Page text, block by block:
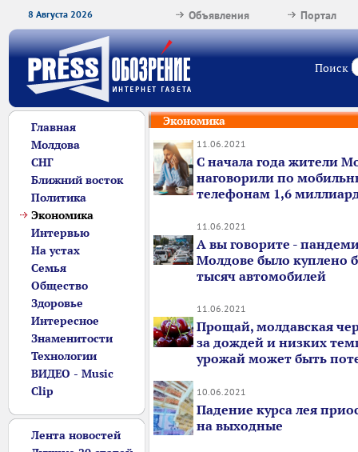
8 Августа 2026 Портал
Объявления
Поиск
Главная
Молдова
СНГ
Ближний восток
Политика
Экономика
Интервью
На устах
Семья
Общество
Здоровье
Интересное
Знаменитости
Технологии
ВИДЕО - Music
Clip
Лента новостей
Экономика
11.06.2021
С начала года жители
наговорили по
телефонам 1,6
11.06.2021
А вы говорите -
Молдове было куплено
тысяч автомобилей
11.06.2021
Прощай, молдавская
за дождей и низких
урожай может быть
10.06.2021
Падение курса лея
на выходные